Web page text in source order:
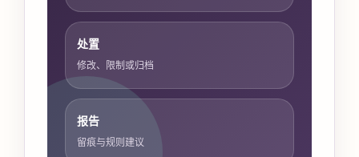
处置
修改、限制或归档
报告
留痕与规则建议